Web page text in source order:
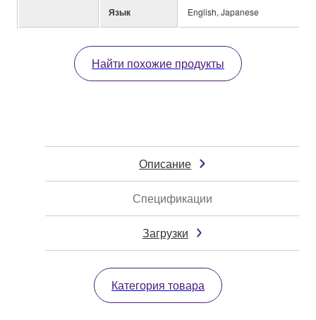
Язык English, Japanese
Найти похожие продукты
Описание
Спецификации
Загрузки
Категория товара